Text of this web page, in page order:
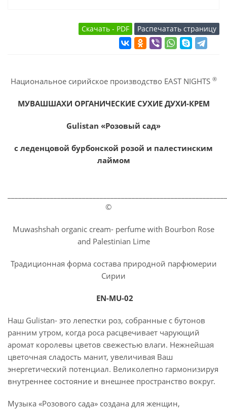
Национальное сирийское производство EAST NIGHTS ®
МУВАШШАХИ ОРГАНИЧЕСКИЕ СУХИЕ ДУХИ-КРЕМ
Gulistan «Розовый сад»
с леденцовой бурбонской розой и палестинским
лаймом
©
Muwashshah organic cream- perfume with Bourbon Rose
and Palestinian Lime
Традиционная форма состава природной парфюмерии
Сирии
EN-MU-02
Наш Gulistan- это лепестки роз, собранные с бутонов
ранним утром, когда роса расцвечивает чарующий
аромат королевы цветов свежестью влаги. Нежнейшая
цветочная сладость манит, увеличивая Ваш
энергетический потенциал. Великолепно гармонизируя
внутреннее состояние и внешнее пространство вокруг.
Музыка «Розового сада» создана для женщин,